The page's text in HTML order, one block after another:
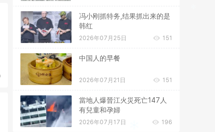
冯小刚抓特务,结果抓出来的是
韩红
2026年07月25日 151
中国人的早餐
2026年07月21日 151
當地人爆晉江火災死亡147人
有兒童和孕婦
2026年07月17日 196